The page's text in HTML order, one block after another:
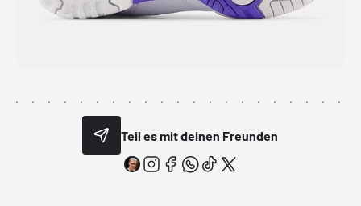
Teil es mit deinen Freunden